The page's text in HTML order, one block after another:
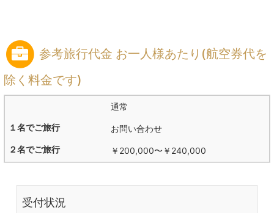
参考旅行代金 お一人様あたり(航空券代を
除く料金です)
通常
お問い合わせ
￥200,000〜 ￥240,000
受付状況